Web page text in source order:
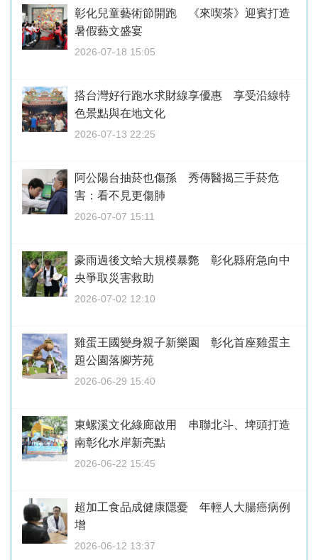
彰化兒童藝術節開跑 《來喫茶》迎賓打造
暑假藝文盛宴
2026-07-18 15:05
搭台灣好行跑水求財線享優惠 享受沿線特
色景點與在地文化
2026-07-13 22:25
阿公陽台抽菸也傷孫 秀傳醫揭三手菸危
害：看不見更傷肺
2026-07-07 15:11
豪雨過後文蛤大規模暴斃 彰化縣府急向中
央爭取災害救助
2026-07-02 12:10
雞蛋王國變身親子新樂園 彰化首座雞蛋主
題公園落腳芳苑
2026-06-29 15:40
東螺溪文化綠廊啟用 串聯北斗、埤頭打造
南彰化水岸新亮點
2026-06-22 15:45
超加工食品成健康隱憂 年輕人大腸癌病例
增
2026-06-12 13:37